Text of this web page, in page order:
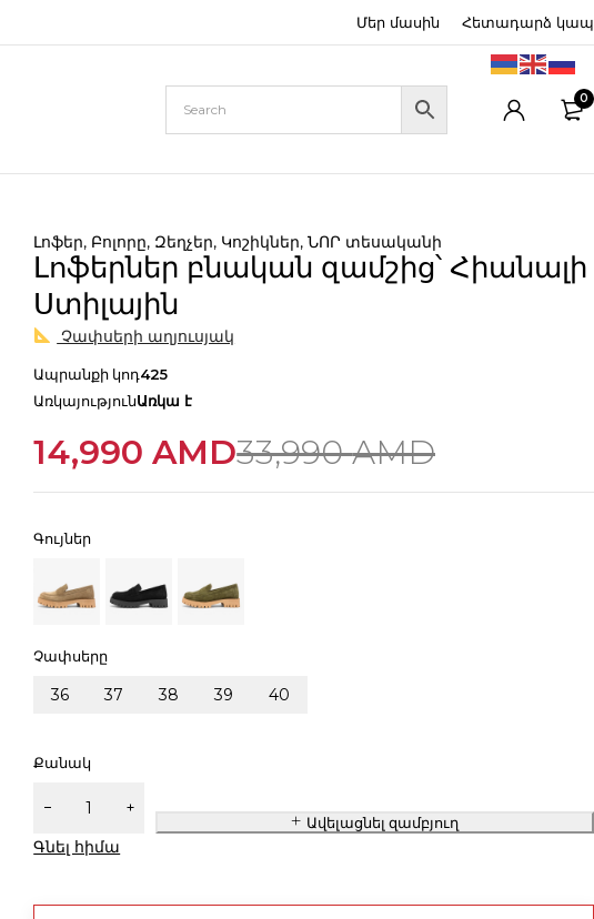
Մեր մասին Հետադարձ կապ
0
Լոֆեր, Բոլորը, Զեղչեր, Կոշիկներ,ՆՈՐ տեսականի
Լոֆերներ բնական զամշից՝ Հիանալի
Ստիլային
Չափսերի աղյուսյակ
Ապրանքի կոդ425
ԱռկայությունԱռկա է
33,990AMD
14,990AMD
Գույներ
Չափսերը
36 37 38 39 40
Քանակ
Ավելացնել զամբյուղ
Գնել հիմա